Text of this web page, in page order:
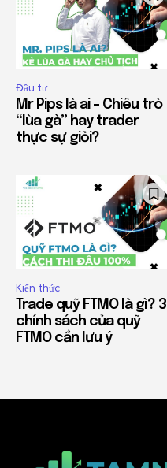
Đầu tư
Mr Pips là ai – Chiêu trò
“lùa gà” hay trader
thực sự giỏi?
Kiến thức
Trade quỹ FTMO là gì? 3
chính sách của quỹ
FTMO cần lưu ý